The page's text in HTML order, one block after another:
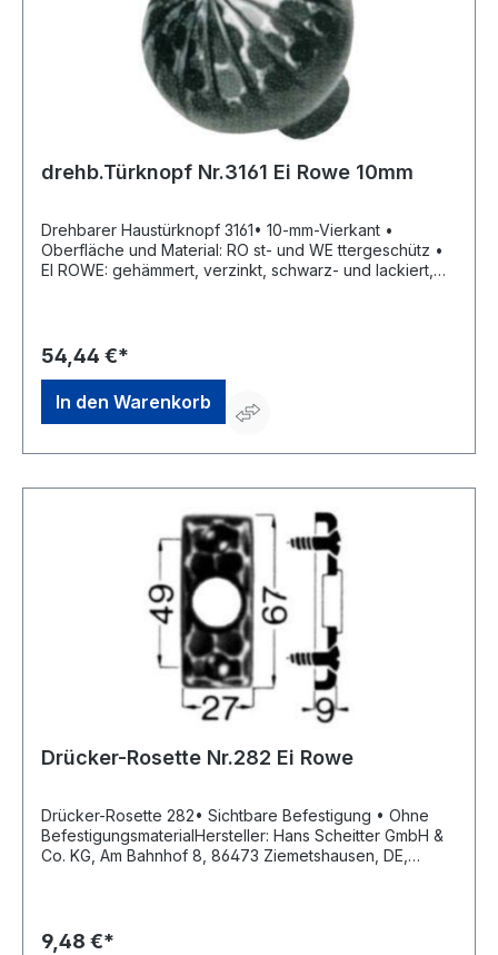
drehb.Türknopf Nr.3161 Ei Rowe 10mm
Drehbarer Haustürknopf 3161• 10-mm-Vierkant •
Oberfläche und Material: RO st- und WE ttergeschütz •
EI ROWE: gehämmert, verzinkt, schwarz- und lackiert,
54,44 €*
In den Warenkorb
Drücker-Rosette Nr.282 Ei Rowe
Drücker-Rosette 282• Sichtbare Befestigung • Ohne
BefestigungsmaterialHersteller: Hans Scheitter GmbH &
Co. KG, Am Bahnhof 8, 86473 Ziemetshausen, DE,
9,48 €*